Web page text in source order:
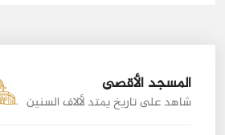
المسجد الأقصى
شاهد على تاريخ يمتد لألاف السنين